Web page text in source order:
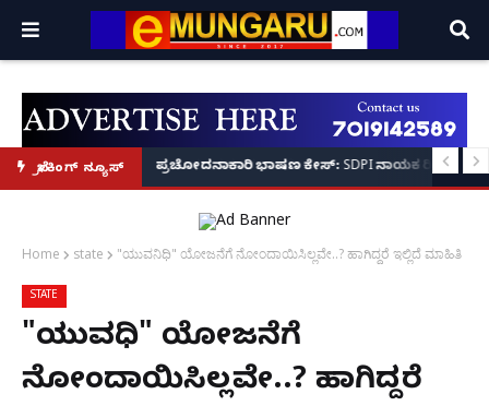
ಬ್ರೇಕಿಂಗ್ ನ್ಯೂಸ್
ತಪಾಸಣೆಗೆ ಕಮಿಷನರ್ ರೆಡ್ಡಿ ಶ್ಲಾಘನೆ!
ಮೇಲೆ ಸೀನಿಯರ್‌ಗಳಿಂದ ಹಲ್ಲೆ; ರ‌್ಯಾಗಿಂಗ್ ಶಂಕೆ – ಪೊಲೀಸ್ ಕಮಿಷನರ್ ಸ್ಪಷ್ಟನೆ!
ಪ್ರಚೋದನಾಕಾರಿ ಭಾಷಣ ಕೇಸ್: SDPI ನಾಯಕ ರಿಯಾಜ್
Home state "ಯುವನಿಧಿ" ಯೋಜನೆಗೆ ನೋಂದಾಯಿಸಿಲ್ಲವೇ..? ಹಾಗಿದ್ದರೆ ಇಲ್ಲಿದೆ ಮಾಹಿತಿ
STATE
"ಯುವನಿಧಿ" ಯೋಜನೆಗೆ
ನೋಂದಾಯಿಸಿಲ್ಲವೇ..? ಹಾಗಿದ್ದರೆ